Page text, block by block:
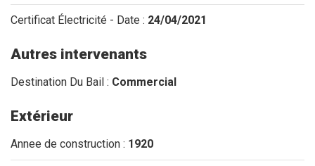
Certificat Électricité - Date : 24/04/2021
Autres intervenants
Destination Du Bail : Commercial
Extérieur
Annee de construction : 1920